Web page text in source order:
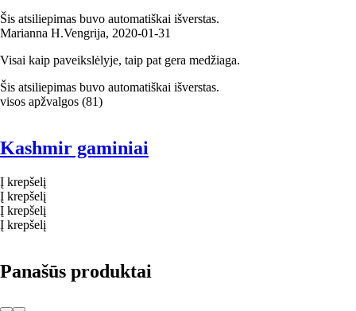
Šis atsiliepimas buvo automatiškai išverstas.
Marianna H.Vengrija, 2020‑01‑31
Visai kaip paveikslėlyje, taip pat gera medžiaga.
Šis atsiliepimas buvo automatiškai išverstas.
visos apžvalgos (81)
Kashmir gaminiai
Į krepšelį
Į krepšelį
Į krepšelį
Į krepšelį
Panašūs produktai